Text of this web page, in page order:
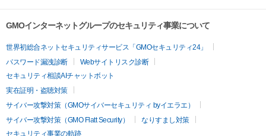
GMOインターネットグループのセキュリティ事業について
世界初総合ネットセキュリティサービス「GMOセキュリティ24」
パスワード漏洩診断
Webサイトリスク診断
セキュリティ相談AIチャットボット
実在証明・盗聴対策
サイバー攻撃対策（GMOサイバーセキュリティ byイエラエ）
サイバー攻撃対策（GMO Flatt Security）
なりすまし対策
セキュリティ事業の軌跡